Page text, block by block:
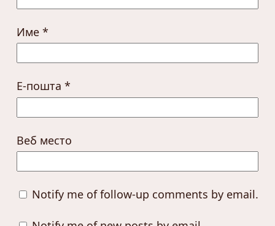
Име *
Е-пошта *
Веб место
Notify me of follow-up comments by email.